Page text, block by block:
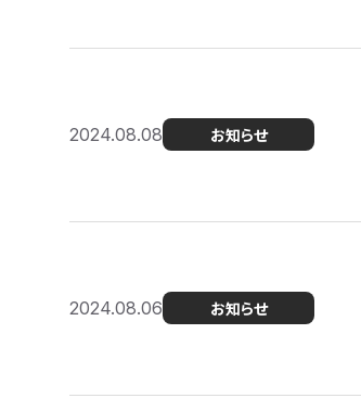
2024.08.08 お知らせ
2024.08.06 お知らせ